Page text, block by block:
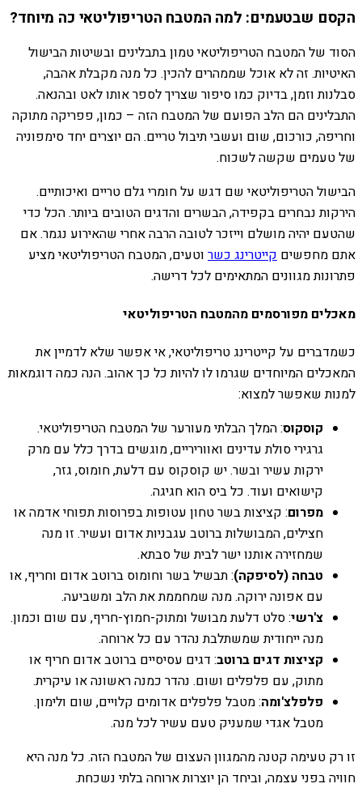
הקסם שבטעמים: למה המטבח הטריפוליטאי כה מיוחד?
הסוד של המטבח הטריפוליטאי טמון בתבלינים ובשיטות הבישול
האיטיות. זה לא אוכל שממהרים להכין. כל מנה מקבלת אהבה,
סבלנות וזמן, בדיוק כמו סיפור שצריך לספר אותו לאט ובהנאה.
התבלינים הם הלב הפועם של המטבח הזה – כמון, פפריקה מתוקה
וחריפה, כורכום, שום ועשבי תיבול טריים. הם יוצרים יחד סימפוניה
של טעמים שקשה לשכוח.
הבישול הטריפוליטאי שם דגש על חומרי גלם טריים ואיכותיים.
הירקות נבחרים בקפידה, הבשרים והדגים הטובים ביותר. הכל כדי
שהטעם יהיה מושלם וייזכר לטובה הרבה אחרי שהאירוע נגמר. אם
אתם מחפשים קייטרינג כשר וטעים, המטבח הטריפוליטאי מציע
פתרונות מגוונים המתאימים לכל דרישה.
מאכלים מפורסמים מהמטבח הטריפוליטאי
כשמדברים על קייטרינג טריפוליטאי, אי אפשר שלא לדמיין את
המאכלים המיוחדים שגרמו לו להיות כל כך אהוב. הנה כמה דוגמאות
למנות שאפשר למצוא:
קוסקוס: המלך הבלתי מעורער של המטבח הטריפוליטאי.
גרגירי סולת עדינים ואווריריים, מוגשים בדרך כלל עם מרק
ירקות עשיר ובשר. יש קוסקוס עם דלעת, חומוס, גזר,
קישואים ועוד. כל ביס הוא חגיגה.
מפרום: קציצות בשר טחון עטופות בפרוסות תפוחי אדמה או
חצילים, המבושלות ברוטב עגבניות אדום ועשיר. זו מנה
שמחזירה אותנו ישר לבית של סבתא.
טבחה (לסיפקה): תבשיל בשר וחומוס ברוטב אדום וחריף, או
עם אפונה ירוקה. מנה שמחממת את הלב ומשביעה.
צ'רשי: סלט דלעת מבושל ומתוק-חמוץ-חריף, עם שום וכמון.
מנה ייחודית שמשתלבת נהדר עם כל ארוחה.
קציצות דגים ברוטב: דגים עסיסיים ברוטב אדום חריף או
מתוק, עם פלפלים ושום. נהדר כמנה ראשונה או עיקרית.
פלפלצ'ומה: מטבל פלפלים אדומים קלויים, שום ולימון.
מטבל אגדי שמעניק טעם עשיר לכל מנה.
זו רק טעימה קטנה מהמגוון העצום של המטבח הזה. כל מנה היא
חוויה בפני עצמה, וביחד הן יוצרות ארוחה בלתי נשכחת.